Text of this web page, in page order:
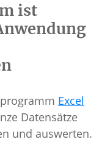
ist
Excel
Datensätze
und auswerten.